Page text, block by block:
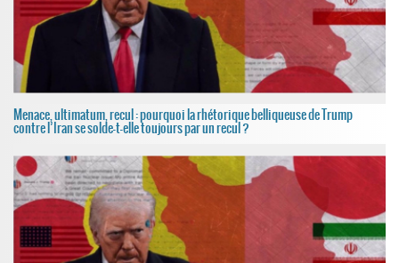
Menace, ultimatum, recul : pourquoi la rhétorique belliqueuse de Trump
contre l’Iran se solde-t-elle toujours par un recul ?